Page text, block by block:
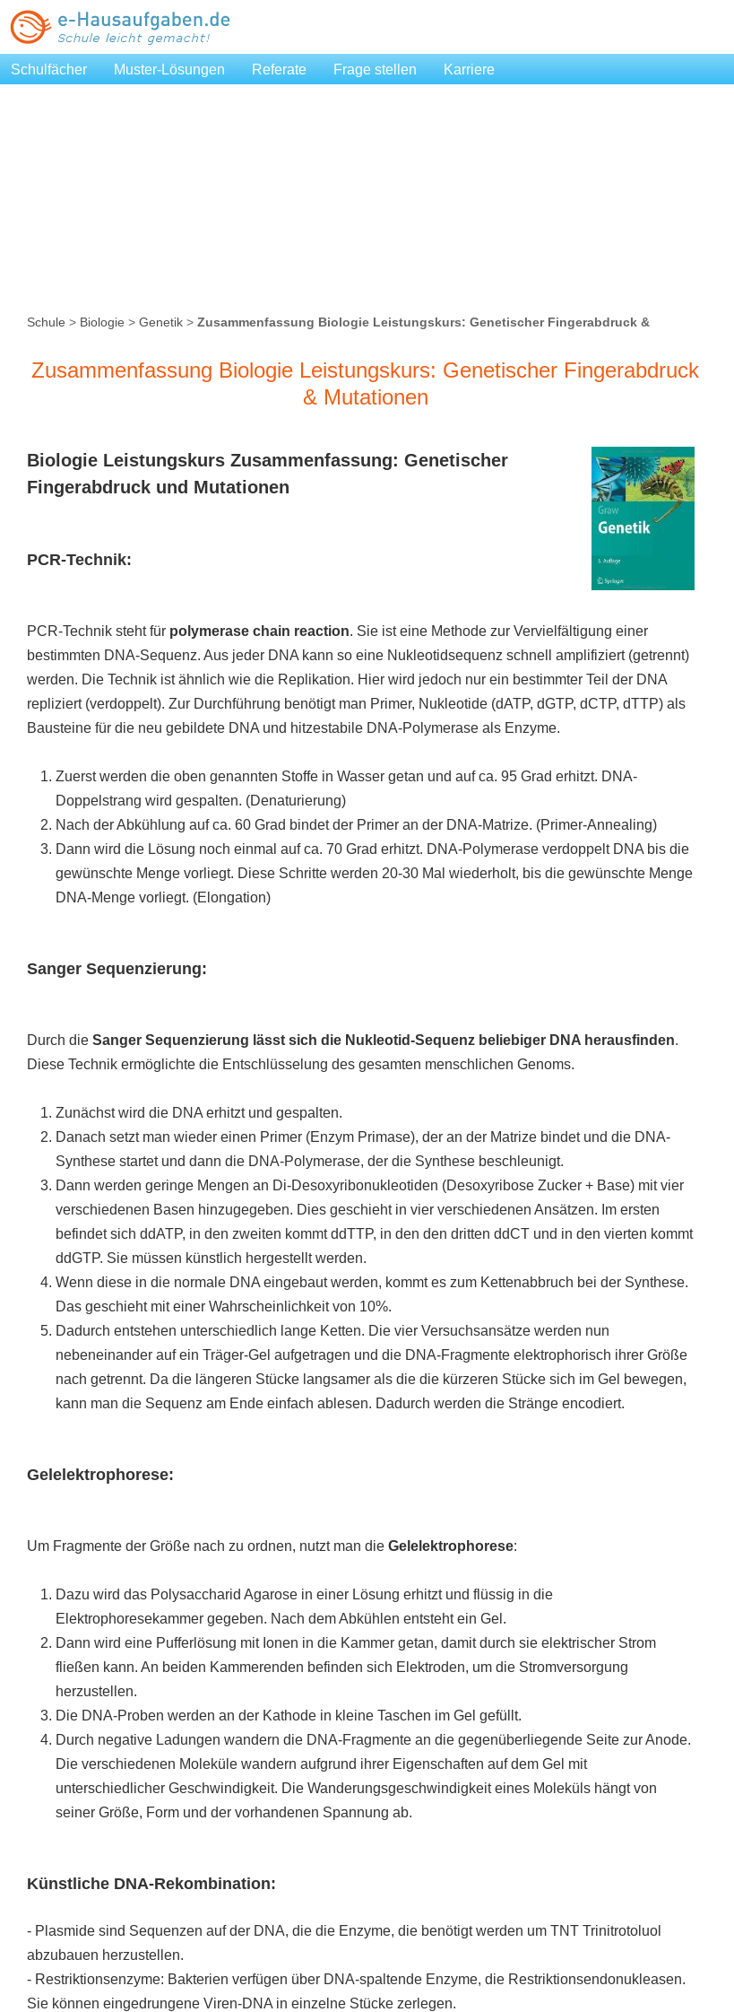
Schulfächer Muster-Lösungen Referate Frage stellen Karriere
Schule > Biologie > Genetik > Zusammenfassung Biologie Leistungskurs: Genetischer Fingerabdruck &
Zusammenfassung Biologie Leistungskurs: Genetischer Fingerabdruck
& Mutationen
Biologie Leistungskurs Zusammenfassung: Genetischer
Fingerabdruck und Mutationen
PCR-Technik:
PCR-Technik steht für polymerase chain reaction. Sie ist eine Methode zur Vervielfältigung einer
bestimmten DNA-Sequenz. Aus jeder DNA kann so eine Nukleotidsequenz schnell amplifiziert (getrennt)
werden. Die Technik ist ähnlich wie die Replikation. Hier wird jedoch nur ein bestimmter Teil der DNA
repliziert (verdoppelt). Zur Durchführung benötigt man Primer, Nukleotide (dATP, dGTP, dCTP, dTTP) als
Bausteine für die neu gebildete DNA und hitzestabile DNA-Polymerase als Enzyme.
Zuerst werden die oben genannten Stoffe in Wasser getan und auf ca. 95 Grad erhitzt. DNA-
Doppelstrang wird gespalten. (Denaturierung)
Nach der Abkühlung auf ca. 60 Grad bindet der Primer an der DNA-Matrize. (Primer-Annealing)
Dann wird die Lösung noch einmal auf ca. 70 Grad erhitzt. DNA-Polymerase verdoppelt DNA bis die
gewünschte Menge vorliegt. Diese Schritte werden 20-30 Mal wiederholt, bis die gewünschte Menge
DNA-Menge vorliegt. (Elongation)
Sanger Sequenzierung:
Durch die Sanger Sequenzierung lässt sich die Nukleotid-Sequenz beliebiger DNA herausfinden.
Diese Technik ermöglichte die Entschlüsselung des gesamten menschlichen Genoms.
Zunächst wird die DNA erhitzt und gespalten.
Danach setzt man wieder einen Primer (Enzym Primase), der an der Matrize bindet und die DNA-
Synthese startet und dann die DNA-Polymerase, der die Synthese beschleunigt.
Dann werden geringe Mengen an Di-Desoxyribonukleotiden (Desoxyribose Zucker + Base) mit vier
verschiedenen Basen hinzugegeben. Dies geschieht in vier verschiedenen Ansätzen. Im ersten
befindet sich ddATP, in den zweiten kommt ddTTP, in den den dritten ddCT und in den vierten kommt
ddGTP. Sie müssen künstlich hergestellt werden.
Wenn diese in die normale DNA eingebaut werden, kommt es zum Kettenabbruch bei der Synthese.
Das geschieht mit einer Wahrscheinlichkeit von 10%.
Dadurch entstehen unterschiedlich lange Ketten. Die vier Versuchsansätze werden nun
nebeneinander auf ein Träger-Gel aufgetragen und die DNA-Fragmente elektrophorisch ihrer Größe
nach getrennt. Da die längeren Stücke langsamer als die die kürzeren Stücke sich im Gel bewegen,
kann man die Sequenz am Ende einfach ablesen. Dadurch werden die Stränge encodiert.
Gelelektrophorese:
Um Fragmente der Größe nach zu ordnen, nutzt man die Gelelektrophorese:
Dazu wird das Polysaccharid Agarose in einer Lösung erhitzt und flüssig in die
Elektrophoresekammer gegeben. Nach dem Abkühlen entsteht ein Gel.
Dann wird eine Pufferlösung mit Ionen in die Kammer getan, damit durch sie elektrischer Strom
fließen kann. An beiden Kammerenden befinden sich Elektroden, um die Stromversorgung
herzustellen.
Die DNA-Proben werden an der Kathode in kleine Taschen im Gel gefüllt.
Durch negative Ladungen wandern die DNA-Fragmente an die gegenüberliegende Seite zur Anode.
Die verschiedenen Moleküle wandern aufgrund ihrer Eigenschaften auf dem Gel mit
unterschiedlicher Geschwindigkeit. Die Wanderungsgeschwindigkeit eines Moleküls hängt von
seiner Größe, Form und der vorhandenen Spannung ab.
Künstliche DNA-Rekombination:
- Plasmide sind Sequenzen auf der DNA, die die Enzyme, die benötigt werden um TNT Trinitrotoluol
abzubauen herzustellen.
- Restriktionsenzyme: Bakterien verfügen über DNA-spaltende Enzyme, die Restriktionsendonukleasen.
Sie können eingedrungene Viren-DNA in einzelne Stücke zerlegen.